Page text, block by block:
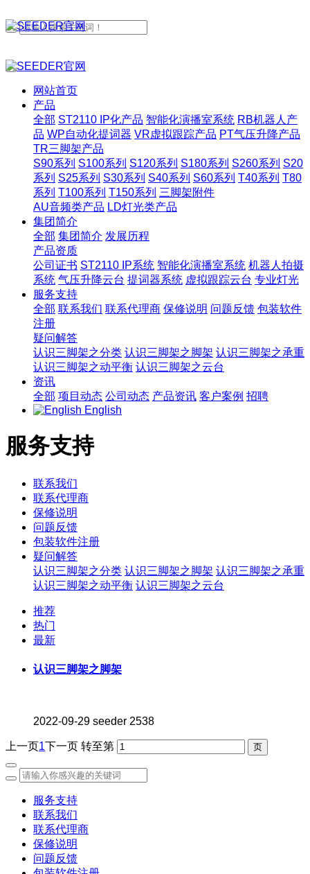
网站首页
产品
全部 ST2110 IP化产品 智能化演播室系统 RB机器人产
品 WP自动化提词器 VR虚拟跟踪产品 PT气压升降产品
TR三脚架产品
S90系列 S100系列 S120系列 S180系列 S260系列 S20
系列 S25系列 S30系列 S40系列 S60系列 T40系列 T80
系列 T100系列 T150系列 三脚架附件
AU音频类产品 LD灯光类产品
集团简介
全部 集团简介 发展历程
产品资质
公司证书 ST2110 IP系统 智能化演播室系统 机器人拍摄
系统 气压升降云台 提词器系统 虚拟跟踪云台 专业灯光
服务支持
全部 联系我们 联系代理商 保修说明 问题反馈 包装软件
注册
疑问解答
认识三脚架之分类 认识三脚架之脚架 认识三脚架之承重
认识三脚架之动平衡 认识三脚架之云台
资讯
全部 项目动态 公司动态 产品资讯 客户案例 招聘
English
服务支持
联系我们
联系代理商
保修说明
问题反馈
包装软件注册
疑问解答
认识三脚架之分类 认识三脚架之脚架 认识三脚架之承重
认识三脚架之动平衡 认识三脚架之云台
推荐
热门
最新
认识三脚架之脚架
2022-09-29 seeder 2538
上一页1下一页 转至第
服务支持
联系我们
联系代理商
保修说明
问题反馈